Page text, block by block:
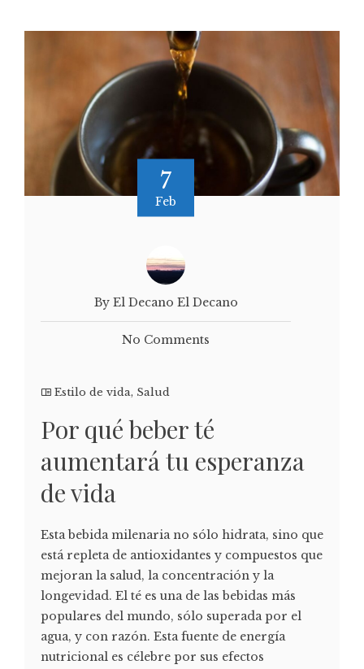
7
Feb
By El Decano El Decano
No Comments
Estilo de vida, Salud
Por qué beber té
aumentará tu esperanza
de vida
Esta bebida milenaria no sólo hidrata, sino que
está repleta de antioxidantes y compuestos que
mejoran la salud, la concentración y la
longevidad. El té es una de las bebidas más
populares del mundo, sólo superada por el
agua, y con razón. Esta fuente de energía
nutricional es célebre por sus efectos